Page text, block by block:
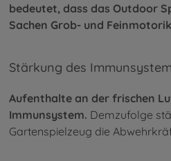
bedeutet, dass das Outdoor
Sachen Grob- und
Stärkung des
Aufenthalte an der frischen
Immunsystem. Demzufolge
Gartenspielzeug die